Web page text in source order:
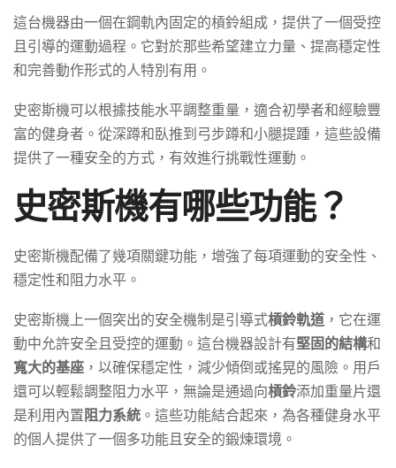
這台機器由一個在鋼軌內固定的槓鈴組成，提供了一個受控
且引導的運動過程。它對於那些希望建立力量、提高穩定性
和完善動作形式的人特別有用。
史密斯機可以根據技能水平調整重量，適合初學者和經驗豐
富的健身者。從深蹲和臥推到弓步蹲和小腿提踵，這些設備
提供了一種安全的方式，有效進行挑戰性運動。
史密斯機有哪些功能？
史密斯機配備了幾項關鍵功能，增強了每項運動的安全性、
穩定性和阻力水平。
史密斯機上一個突出的安全機制是引導式槓鈴軌道 ，它在運
動中允許安全且受控的運動。這台機器設計有堅固的結構和
寬大的基座 ，以確保穩定性，減少傾倒或搖晃的風險。用戶
還可以輕鬆調整阻力水平，無論是通過向槓鈴添加重量片還
是利用內置阻力系統 。這些功能結合起來，為各種健身水平
的個人提供了一個多功能且安全的鍛煉環境。